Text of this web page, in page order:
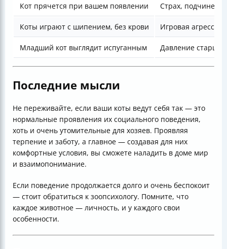
Кот прячется при вашем появлении Страх,
Коты играют с шипением, без крови Игровая агрессия
Младший кот выглядит испуганным Давление
Последние мысли
Не переживайте, если ваши коты ведут себя так — это
нормальные проявления их социального поведения,
хоть и очень утомительные для хозяев. Проявляя
терпение и заботу, а главное — создавая для них
комфортные условия, вы сможете наладить в доме мир
и взаимопонимание.
Если поведение продолжается долго и очень беспокоит
— стоит обратиться к зоопсихологу. Помните, что
каждое животное — личность, и у каждого свои
особенности.